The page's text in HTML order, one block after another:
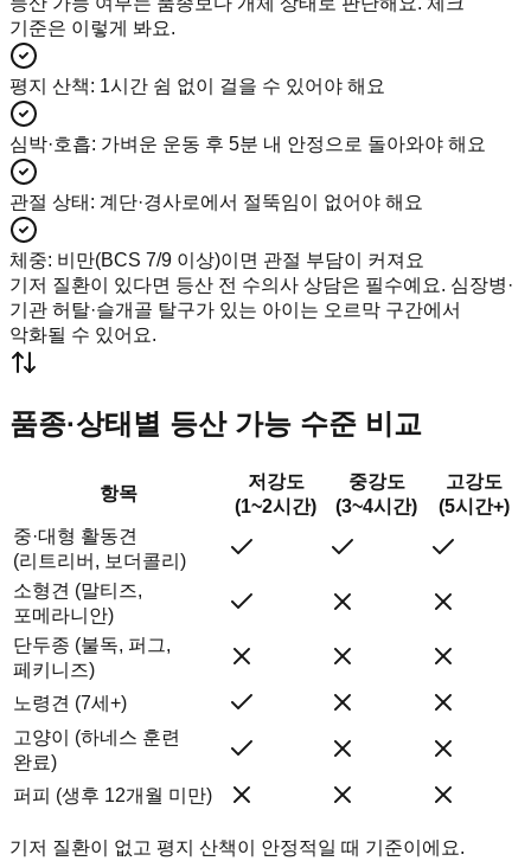
기준은 이렇게 봐요.
평지 산책: 1시간 쉼 없이 걸을 수 있어야 해요
심박·호흡: 가벼운 운동 후 5분 내 안정으로 돌아와야 해요
관절 상태 : 계단·경사로에서 절뚝임이 없어야 해요
체중: 비만(BCS 7/9 이상)이면 관절 부담이 커져요
기저 질환이 있다면 등산 전 수의사 상담은 필수예요. 심장병·
기관 허탈·슬개골 탈구가 있는 아이는 오르막 구간에서
악화될 수 있어요.
품종·상태별 등산 가능 수준 비교
항목
저강도
(1~2시간)
중강도
(3~4시간)
고강도
(5시간+)
중·대형 활동견
(리트리버, 보더콜리)
소형견 (말티즈,
포메라니안)
단두종 (불독, 퍼그,
페키니즈)
노령견 (7세+)
고양이 (하네스 훈련
완료)
퍼피 (생후 12개월 미만)
기저 질환이 없고 평지 산책이 안정적일 때 기준이에요.